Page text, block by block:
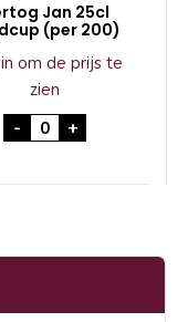
1000st. aantal
Jan 25cl
(per 200)
om de prijs te
zien
- Hertog Jan 25cl
+